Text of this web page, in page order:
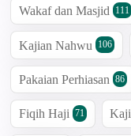
Wakaf dan Masjid 111
Kajian Nahwu 106
Pakaian Perhiasan 86
Fiqih Haji 71